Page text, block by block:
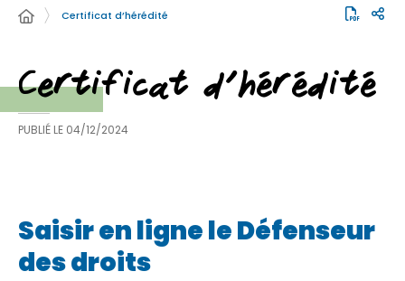
Certificat d’hérédité
Certificat d’hérédité
PUBLIÉ LE 04/12/2024
Saisir en ligne le Défenseur
des droits